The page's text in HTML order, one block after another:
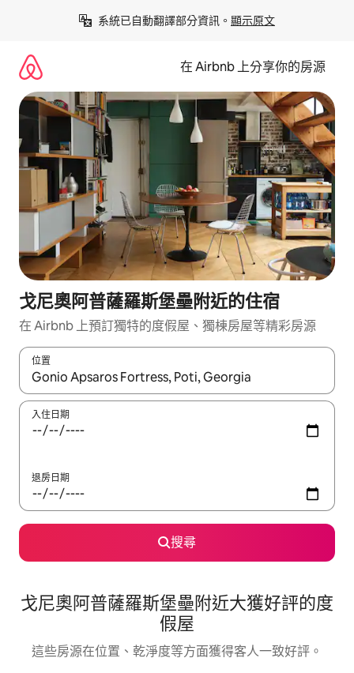
系統已自動翻譯部分資訊。 顯示原文
在 Airbnb 上分享你的房源
戈尼奧阿普薩羅斯堡壘附近的住宿
在 Airbnb 上預訂獨特的度假屋、獨棟房屋等精彩房源
位置
如有搜尋結果，瀏覽內容時請使用上下箭頭，或輕點、滑動裝置。
入住日期
退房日期
搜尋
戈尼奧阿普薩羅斯堡壘附近大獲好評的度
假屋
這些房源在位置、乾淨度等方面獲得客人一致好評。